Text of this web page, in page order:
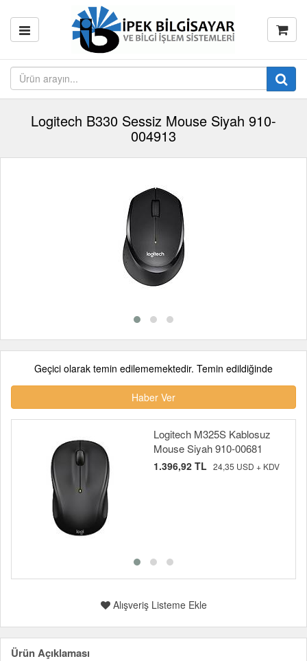
Logitech B330 Sessiz Mouse Siyah 910-
004913
Geçici olarak temin edilememektedir. Temin edildiğinde
Haber Ver
Logitech M325S Kablosuz
Mouse Siyah 910-00681
1.396,92 TL 24,35 USD + KDV
Alışveriş Listeme Ekle
Ürün Açıklaması